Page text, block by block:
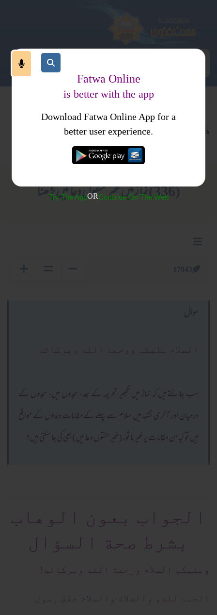
نماز
کتب فتاوی
احکام و مسائل، خواتین کا انسائیکلو پیڈیا
(336) نماز میں غیر منقول دعائیں پڑھنا
السلام عليكم ورحمة الله وبركاته
سب جانتے ہیں کہ نماز میں تکبیر تحریمہ کے بعد، سجدوں میں، سجدوں کے
درمیان اور آخری تشہد میں سلام سے پہلے کے مقامات دعاؤں کے مواقع
ہیں تو کیا ان مقامات پر غیر ماثور (غیر منقول دعائیں) بھی کی جا سکتی ہیں؟
الجواب بعون الوهاب
بشرط صحة السؤال
وعلیکم السلام ورحمة الله وبرکاته!
الحمد لله، والصلاة والسلام علىٰ رسول
Fatwa Online
is better with the app
Download Fatwa Online App for a
better user experience.
Try The AppORContinue On The Web